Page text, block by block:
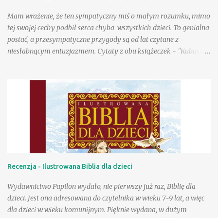
(wyznam, że my właśnie do nich należymy), ale są pewnie tacy,
którzy lubią je, choć tego so...
Mam wrażenie, że ten sympatyczny miś o małym rozumku, mimo
tej swojej cechy podbił serca chyba wszystkich dzieci. To genialna
postać, a przesympatyczne przygody są od lat czytane z
niesłabnącym entuzjazmem. Cytaty z obu książeczek - "Kubusia
filmów pełnometrażowych, zagościł na przeróżnych gadżetach,
ubraniach, przyborach szkolnych. Tu na ogół wykorzystywany
jest jego wizerunek stworzony w wytwórni Walta Disneya.
Poczciwy, okrąglutki miś w czerwonej koszulce przyciąga przed
odbiorniki rzeszę wiernych małych fanów, a i dorośli chętnie
zerkają na jego przygody, w końcu to rzecz kultowa. Wydana
niedawno przez Egmont "Wielka księga opowieści" to
fantastyczna pozycja dla wielbicieli przygód Puchatka. W książce
same przygody to nowe teksty stworzone przez współczesnych
autorów ...
Recenzja - Ilustrowana Biblia dla dzieci
Wydawnictwo Papilon wydało, nie pierwszy już raz, Biblię dla
dzieci. Jest ona adresowana do czytelnika w wieku 7-9 lat, a więc
dla dzieci w wieku komunijnym. Pięknie wydana, w dużym